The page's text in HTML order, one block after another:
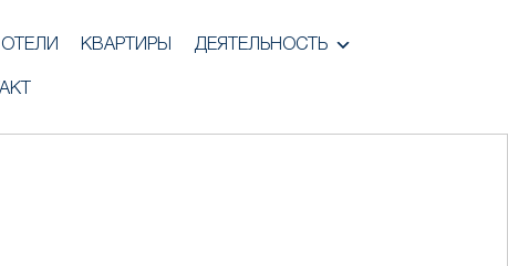
ОТЕЛИ КВАРТИРЫ ДЕЯТЕЛЬНОСТЬ